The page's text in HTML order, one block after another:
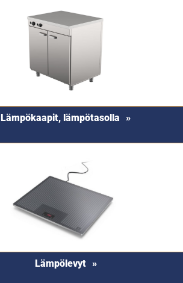
Lämpökaapit, lämpötasolla
Lämpölevyt